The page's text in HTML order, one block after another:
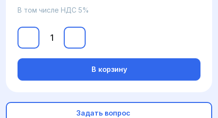
В том числе НДС 5%
В корзину
Задать вопрос